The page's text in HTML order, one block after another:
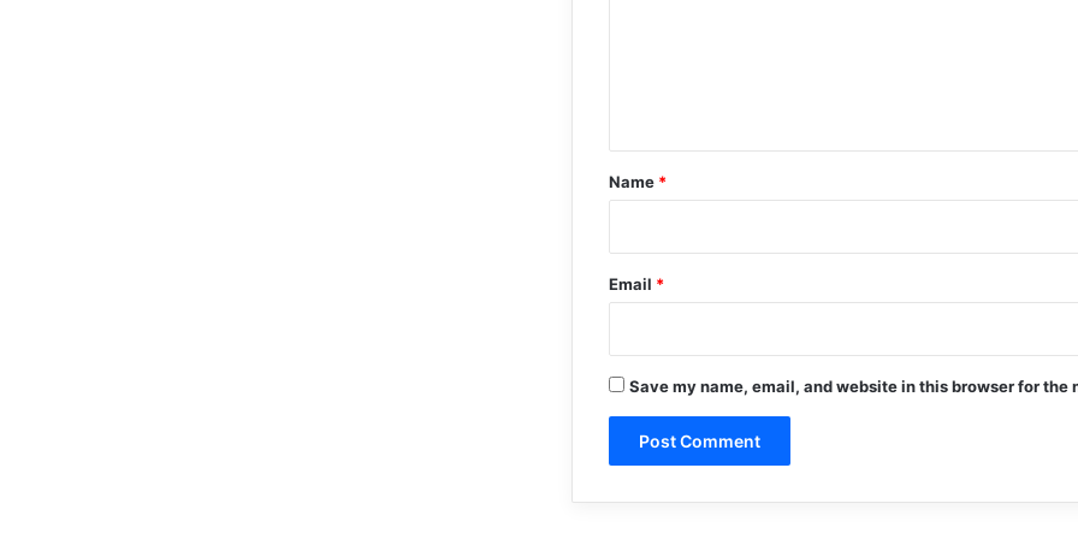
*
Name *
Email *
Save my name, email, and website in this browser for the